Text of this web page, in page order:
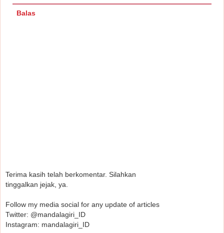
Balas
Terima kasih telah berkomentar. Silahkan
tinggalkan jejak, ya.
Follow my media social for any update of articles
Twitter: @mandalagiri_ID
Instagram: mandalagiri_ID